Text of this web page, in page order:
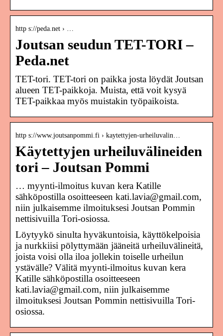
http s://peda.net › …
Joutsan seudun TET-TORI –
Peda.net
TET-tori. TET-tori on paikka josta löydät Joutsan
alueen TET-paikkoja. Muista, että voit kysyä
TET-paikkaa myös muistakin työpaikoista.
http s://www.joutsanpommi.fi › kaytettyjen-urheiluvalin…
Käytettyjen urheiluvälineiden
tori – Joutsan Pommi
… myynti-ilmoitus kuvan kera Katille
sähköpostilla osoitteeseen kati.lavia@gmail.com,
niin julkaisemme ilmoituksesi Joutsan Pommin
nettisivuilla Tori-osiossa.
Löytyykö sinulta hyväkuntoisia, käyttökelpoisia
ja nurkkiisi pölyttymään jääneitä urheiluvälineitä,
joista voisi olla iloa jollekin toiselle urheilun
ystävälle? Välitä myynti-ilmoitus kuvan kera
Katille sähköpostilla osoitteeseen
kati.lavia@gmail.com, niin julkaisemme
ilmoituksesi Joutsan Pommin nettisivuilla Tori-
osiossa.